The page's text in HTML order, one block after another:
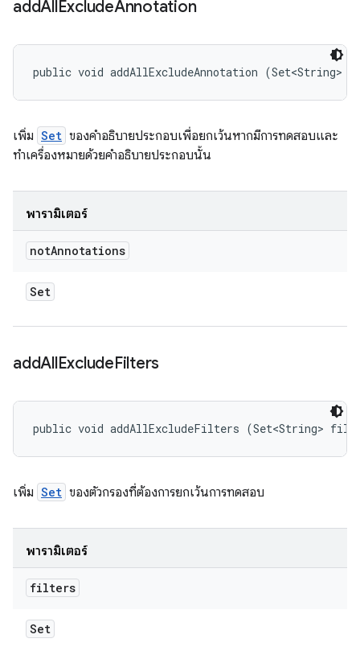
addAllExcludeAnnotation
public void addAllExcludeAnnotation (Set<String>
เพิ่ม Set ของคำอธิบายประกอบเพื่อยกเว้นหากมีการทดสอบและ
ทำเครื่องหมายด้วยคำอธิบายประกอบนั้น
พารามิเตอร์
notAnnotations
Set
addAllExcludeFilters
public void addAllExcludeFilters (Set<String>
เพิ่ม Set ของตัวกรองที่ต้องการยกเว้นการทดสอบ
พารามิเตอร์
filters
Set